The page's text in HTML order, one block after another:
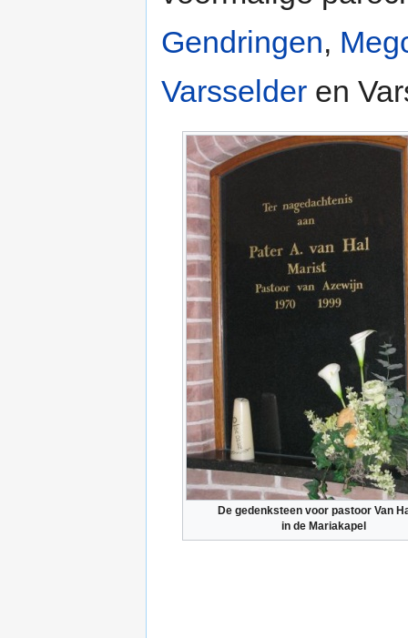
Gendringen,
Varsselder en
De gedenksteen voor pastoor Van
in de Mariakapel